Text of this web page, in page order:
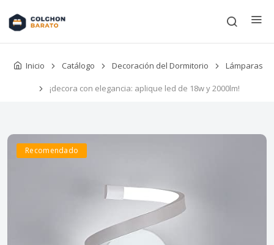
Inicio Catálogo Decoración del Dormitorio Lámparas
¡decora con elegancia: aplique led de 18w y 2000lm!
Recomendado